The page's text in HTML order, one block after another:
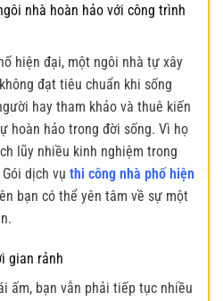
nhà hoàn hảo với công trình
hiện đại, một ngôi nhà tự xây
đạt tiêu chuẩn khi sống
hay tham khảo và thuê kiến
hoàn hảo trong đời sống. Vì họ
lũy nhiều kinh nghiệm trong
dịch vụ thi công nhà phố hiện
bạn có thể yên tâm về sự một
gian rảnh
ấm, bạn vẫn phải tiếp tục nhiều